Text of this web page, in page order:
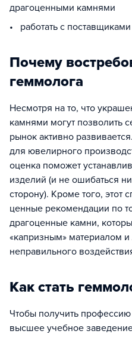
драгоценными камнями
• работать с
Почему
геммолога
Несмотря на то, что
камнями могут позволить
рынок активно
для ювелирного
оценка поможет
изделий (и не ошибаться
сторону). Кроме того, этот
ценные рекомендации по
драгоценные камни,
«капризным» материалом и
неправильного
Как стать
Чтобы получить
высшее учебное